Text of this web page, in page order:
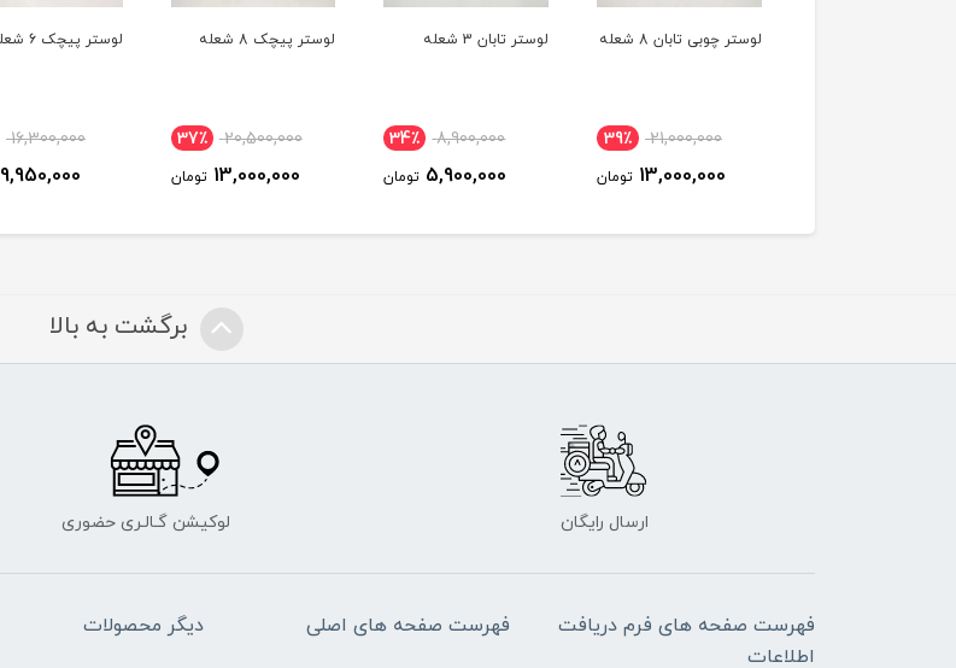
لوستر چوبی تابان 8 شعله
21,000,000 39٪
13,000,000 تومان
لوستر تابان 3 شعله
8,900,000 34٪
5,900,000 تومان
لوستر پیچک 8 شعله
20,500,000 37٪
13,000,000 تومان
لوستر پیچک 6 شعله
16,300,000
9,950,000
برگشت به بالا
ارسال رایگان لوکیشن گـالـری حضوری
فهرست صفحه های فرم دریافت
اطلاعات
فهرست صفحه های اصلی دیگر محصولات